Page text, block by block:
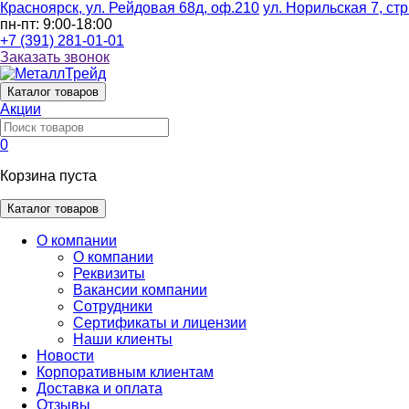
Красноярск, ул. Рейдовая 68д, оф.210 ул. Норильская 7,
пн-пт: 9:00-18:00
+7 (391) 281-01-01
Заказать звонок
Каталог товаров
Акции
0
Корзина пуста
Каталог товаров
О компании
О компании
Реквизиты
Вакансии компании
Сотрудники
Сертификаты и лицензии
Наши клиенты
Новости
Корпоративным клиентам
Доставка и оплата
Отзывы